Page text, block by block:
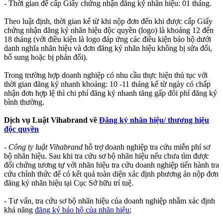
- Thời gian để cấp Giấy chứng nhận đăng ký nhãn hiệu: 01 tháng.
Theo luật định, thời gian kể từ khi nộp đơn đến khi được cấp Giấy
chứng nhận đăng ký nhãn hiệu độc quyền (logo) là khoảng 12 đến
18 tháng (với điều kiện là logo đáp ứng các điều kiện bảo hộ dưới
danh nghĩa nhãn hiệu và đơn đăng ký nhãn hiệu không bị sửa đổi,
bổ sung hoặc bị phản đối).
Trong trường hợp doanh nghiệp có nhu cầu thực hiện thủ tục với
thời gian đăng ký nhanh khoảng: 10 -11 tháng kể từ ngày có chấp
nhận đơn hợp lệ thì chi phí đăng ký nhanh tăng gấp đôi phí đăng ký
bình thường.
Dịch vụ Luật Vihabrand về Đăng ký nhãn hiệu/ thương hiệu
độc quyền
- Công ty luật Vihabrand hỗ trợ doanh nghiệp tra cứu miễn phí sơ
bộ nhãn hiệu. Sau khi tra cứu sơ bộ nhãn hiệu nếu chưa tìm được
đối chứng tương tự với nhãn hiệu tra cứu doanh nghiệp tiến hành tra
cứu chính thức để có kết quả toàn diện xác định phương án nộp đơn
đăng ký nhãn hiệu tại Cục Sở hữu trí tuệ.
- Tư vấn, tra cứu sơ bộ nhãn hiệu của doanh nghiệp nhằm xác định
khả năng đăng ký bảo hộ của nhãn hiệu;